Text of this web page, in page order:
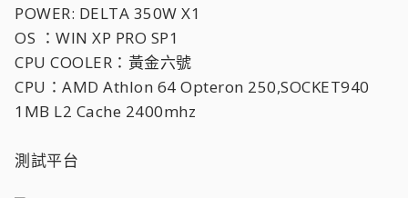
POWER: DELTA 350W X1
OS ：WIN XP PRO SP1
CPU COOLER：黃金六號
CPU：AMD Athlon 64 Opteron 250,SOCKET940
1MB L2 Cache 2400mhz
測試平台